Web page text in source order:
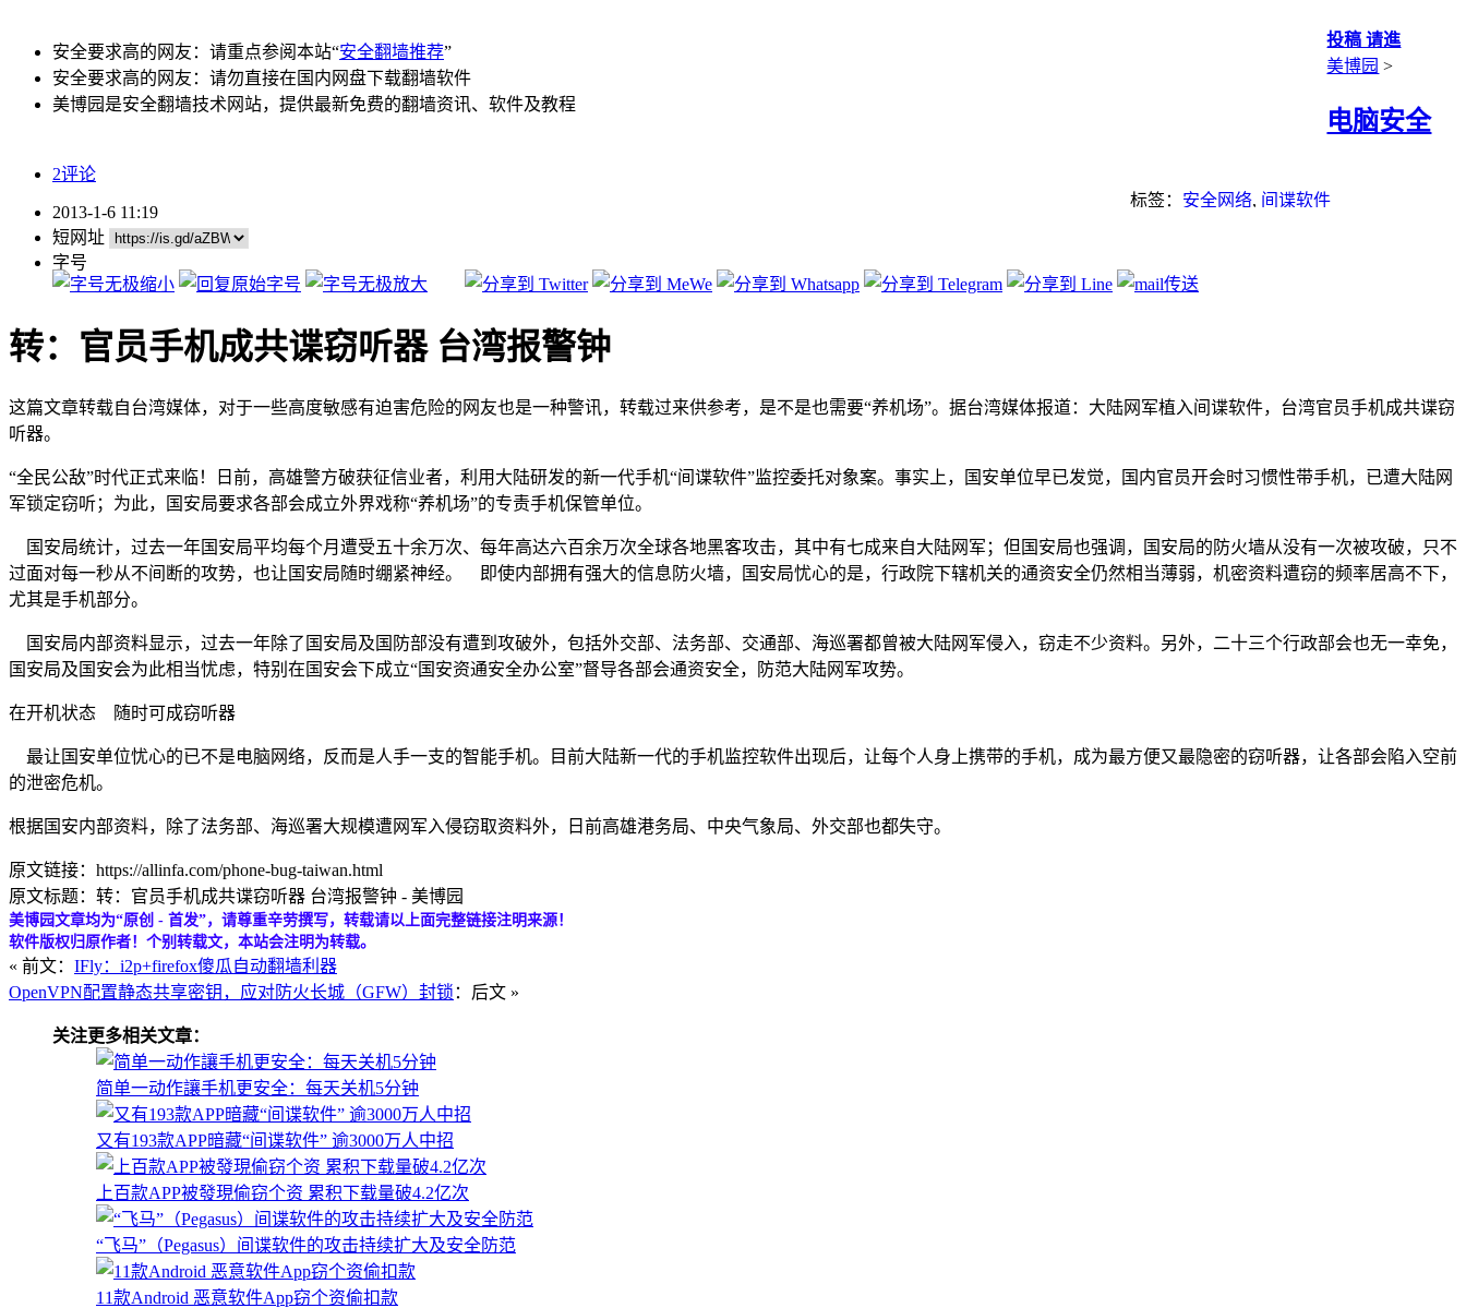
安全要求高的网友：请重点参阅本站“安全翻墙推荐”
安全要求高的网友：请勿直接在国内网盘下载翻墙软件
美博园是安全翻墙技术网站，提供最新免费的翻墙资讯、软件及教程
投稿 请進
美博园 >
电脑安全
2评论
标签： 安全网络, 间谍软件
2013-1-6 11:19
短网址
字号
转：官员手机成共谍窃听器 台湾报警钟
这篇文章转载自台湾媒体，对于一些高度敏感有迫害危险的网友也是一种警讯，转载过来供参考，是不是也需要“养机场”。据台湾媒体报道：大陆网军植入间谍软件，台湾官员手机成共谍窃
听器。
“全民公敌”时代正式来临！日前，高雄警方破获征信业者，利用大陆研发的新一代手机“间谍软件”监控委托对象案。事实上，国安单位早已发觉，国内官员开会时习惯性带手机，已遭大陆网
军锁定窃听；为此，国安局要求各部会成立外界戏称“养机场”的专责手机保管单位。
国安局统计，过去一年国安局平均每个月遭受五十余万次、每年高达六百余万次全球各地黑客攻击，其中有七成来自大陆网军；但国安局也强调，国安局的防火墙从没有一次被攻破，只不
过面对每一秒从不间断的攻势，也让国安局随时绷紧神经。 即使内部拥有强大的信息防火墙，国安局忧心的是，行政院下辖机关的通资安全仍然相当薄弱，机密资料遭窃的频率居高不下，
尤其是手机部分。
国安局内部资料显示，过去一年除了国安局及国防部没有遭到攻破外，包括外交部、法务部、交通部、海巡署都曾被大陆网军侵入，窃走不少资料。另外，二十三个行政部会也无一幸免，
国安局及国安会为此相当忧虑，特别在国安会下成立“国安资通安全办公室”督导各部会通资安全，防范大陆网军攻势。
在开机状态 随时可成窃听器
最让国安单位忧心的已不是电脑网络，反而是人手一支的智能手机。目前大陆新一代的手机监控软件出现后，让每个人身上携带的手机，成为最方便又最隐密的窃听器，让各部会陷入空前
的泄密危机。
根据国安内部资料，除了法务部、海巡署大规模遭网军入侵窃取资料外，日前高雄港务局、中央气象局、外交部也都失守。
原文链接：https://allinfa.com/phone-bug-taiwan.html
原文标题：转：官员手机成共谍窃听器 台湾报警钟 - 美博园
美博园文章均为“原创 - 首发”，请尊重辛劳撰写，转载请以上面完整链接注明来源！
软件版权归原作者！个别转载文，本站会注明为转载。
« 前文： IFly：i2p+firefox傻瓜自动翻墙利器
OpenVPN配置静态共享密钥，应对防火长城（GFW）封锁 ：后文 »
关注更多相关文章：
简单一动作讓手机更安全：每天关机5分钟
又有193款APP暗藏“间谍软件” 逾3000万人中招
上百款APP被發現偷窃个资 累积下载量破4.2亿次
“飞马”（Pegasus）间谍软件的攻击持续扩大及安全防范
11款Android 恶意软件App窃个资偷扣款